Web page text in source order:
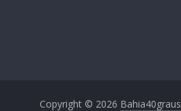
Copyright © 2026 Bahia40graus